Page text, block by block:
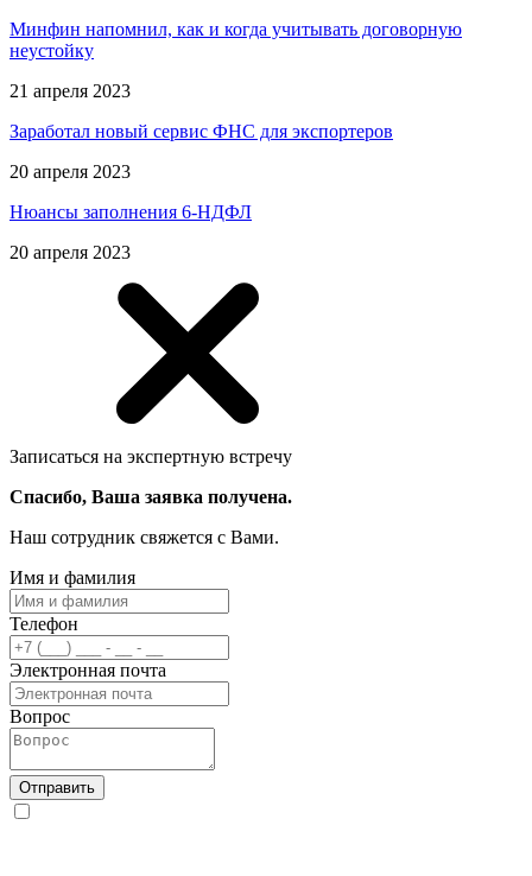
Минфин напомнил, как и когда учитывать договорную
неустойку
21 апреля 2023
Заработал новый сервис ФНС для экспортеров
20 апреля 2023
Нюансы заполнения 6-НДФЛ
20 апреля 2023
Записаться на экспертную встречу
Спасибо, Ваша заявка получена.
Наш сотрудник свяжется с Вами.
Имя и фамилия
Телефон
Электронная почта
Вопрос
Отправить